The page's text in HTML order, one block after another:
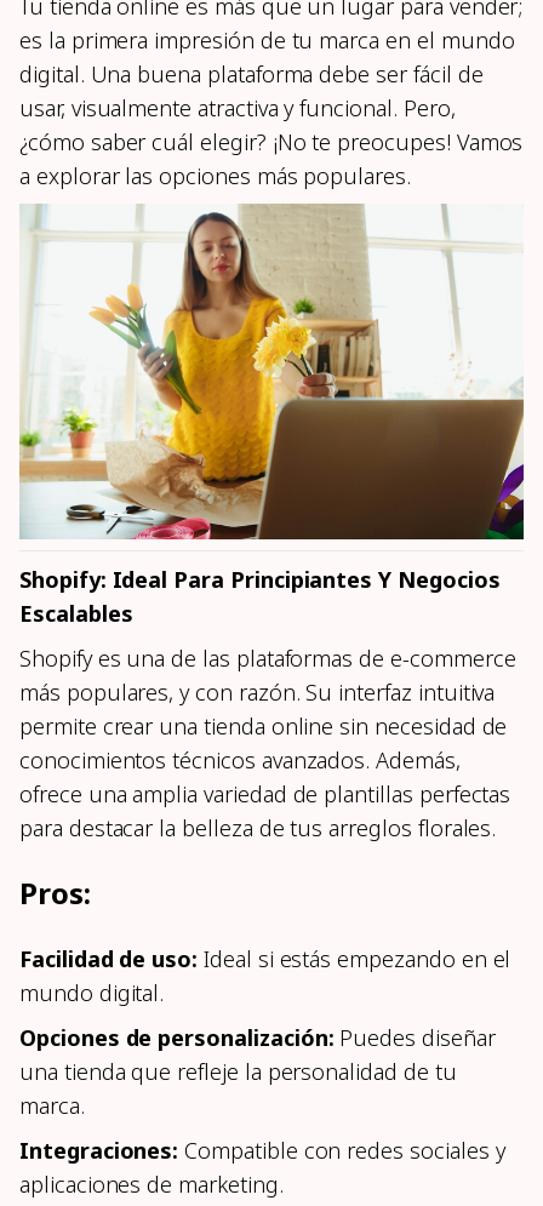
es la primera impresión de tu marca en el mundo
digital. Una buena plataforma debe ser fácil de
usar, visualmente atractiva y funcional. Pero,
¿cómo saber cuál elegir? ¡No te preocupes! Vamos
a explorar las opciones más populares.
Shopify: Ideal Para Principiantes Y Negocios
Escalables
Shopify es una de las plataformas de e-commerce
más populares, y con razón. Su interfaz intuitiva
permite crear una tienda online sin necesidad de
conocimientos técnicos avanzados. Además,
ofrece una amplia variedad de plantillas perfectas
para destacar la belleza de tus arreglos florales.
Pros:
Facilidad de uso: Ideal si estás empezando en el
mundo digital.
Opciones de personalización: Puedes diseñar
una tienda que refleje la personalidad de tu
marca.
Integraciones: Compatible con redes sociales y
aplicaciones de marketing.